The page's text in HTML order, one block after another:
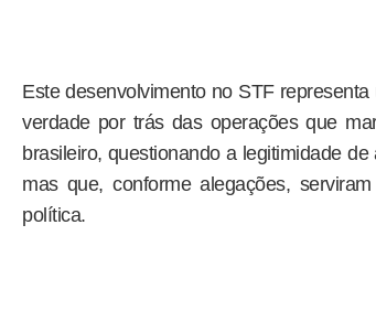
Este desenvolvimento no STF
verdade por trás das operações que
brasileiro, questionando a legitimidade
mas que, conforme alegações,
política.